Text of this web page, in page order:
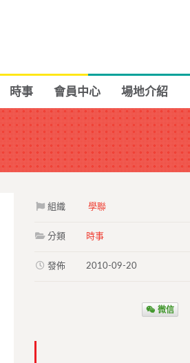
時事 會員中心 場地介紹
組織 學聯
分類 時事
發佈 2010-09-20
微信